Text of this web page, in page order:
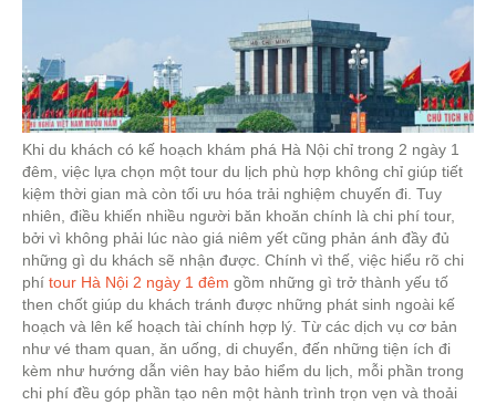
Khi du khách có kế hoạch khám phá Hà Nội chỉ trong 2 ngày 1
đêm, việc lựa chọn một tour du lịch phù hợp không chỉ giúp tiết
kiệm thời gian mà còn tối ưu hóa trải nghiệm chuyến đi. Tuy
nhiên, điều khiến nhiều người băn khoăn chính là chi phí tour,
bởi vì không phải lúc nào giá niêm yết cũng phản ánh đầy đủ
những gì du khách sẽ nhận được. Chính vì thế, việc hiểu rõ chi
phí tour Hà Nội 2 ngày 1 đêm gồm những gì trở thành yếu tố
then chốt giúp du khách tránh được những phát sinh ngoài kế
hoạch và lên kế hoạch tài chính hợp lý. Từ các dịch vụ cơ bản
như vé tham quan, ăn uống, di chuyển, đến những tiện ích đi
kèm như hướng dẫn viên hay bảo hiểm du lịch, mỗi phần trong
chi phí đều góp phần tạo nên một hành trình trọn vẹn và thoải